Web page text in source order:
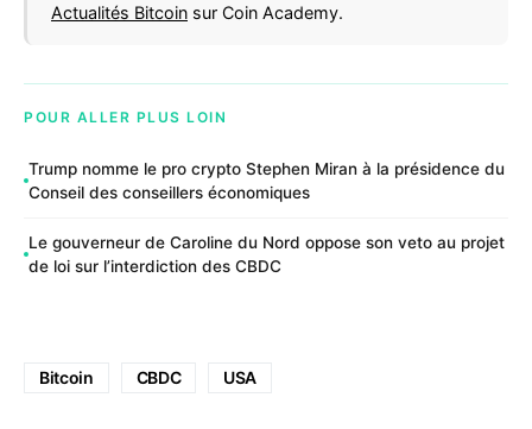
Actualités Bitcoin sur Coin Academy.
POUR ALLER PLUS LOIN
Trump nomme le pro crypto Stephen Miran à la présidence du
Conseil des conseillers économiques
Le gouverneur de Caroline du Nord oppose son veto au projet
de loi sur l’interdiction des CBDC
Bitcoin CBDC USA